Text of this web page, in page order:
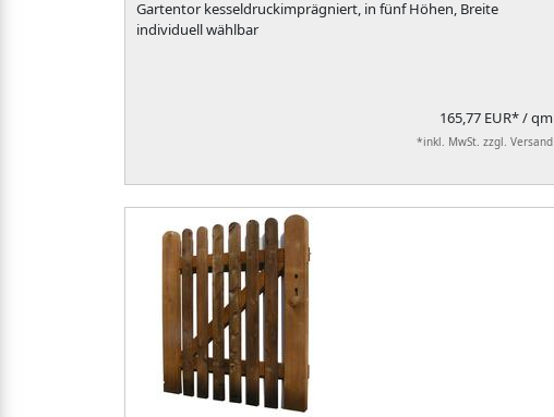
Gartentor kesseldruckimprägniert, in fünf Höhen, Breite
individuell wählbar
165,77 EUR*/ qm
*inkl. MwSt. zzgl. Versand